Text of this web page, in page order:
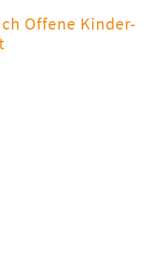
Offene Kinder-